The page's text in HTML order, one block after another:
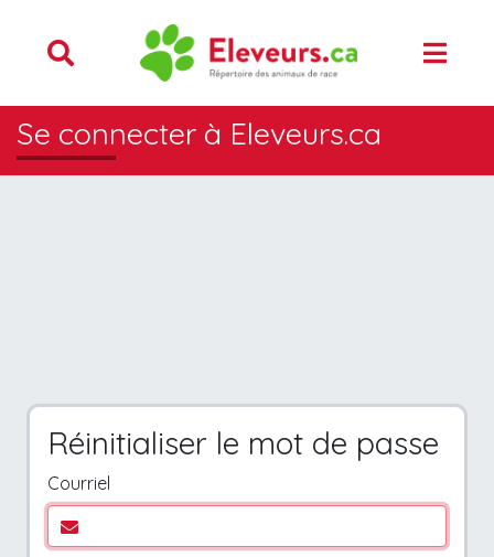
Se connecter à Eleveurs.ca
Réinitialiser le mot de passe
Courriel